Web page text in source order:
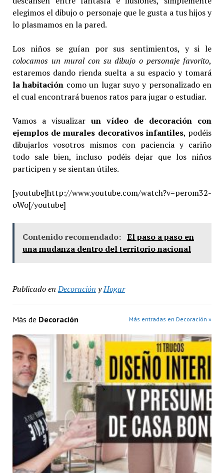
elegimos el dibujo o personaje que le gusta a tus hijos y
lo plasmamos en la pared.
Los niños se guían por sus sentimientos, y si le
colocamos un mural con su dibujo o personaje favorito,
estaremos dando rienda suelta a su espacio y tomará
la habitación como un lugar suyo y personalizado en
el cual encontrará buenos ratos para jugar o estudiar.
Vamos a visualizar un vídeo de decoración con
ejemplos de murales decorativos infantiles, podéis
dibujarlos vosotros mismos con paciencia y cariño
todo sale bien, incluso podéis dejar que los niños
participen y se sientan útiles.
[youtube]http://www.youtube.com/watch?v=perom32-
oWo[/youtube]
Contenido recomendado: El paso a paso en
una mudanza dentro del territorio nacional
Publicado en Decoración yHogar
Más de Decoración Más entradas en Decoración »